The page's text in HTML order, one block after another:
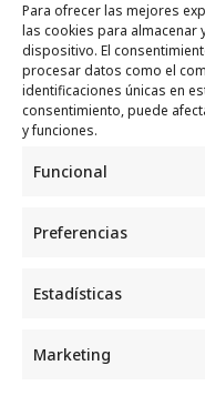
Para ofrecer las mejores
las cookies para almacenar
dispositivo. El
procesar datos como el
identificaciones únicas en
consentimiento, puede
y funciones.
Funcional
Preferencias
Estadísticas
Marketing
SERVICIOS
Recogida e intercambio
Política de privacidad
CONTACTO
Correo: luggcentrosocial